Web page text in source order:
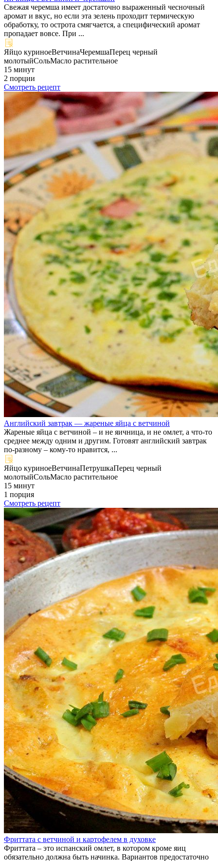
Свежая черемша имеет достаточно выраженный чесночный
аромат и вкус, но если эта зелень проходит термическую
обработку, то острота смягчается, а специфический аромат
пропадает вовсе. При ...
Яйцо куриноеВетчинаЧеремшаПерец черный
молотыйСольМасло растительное
15 минут
2 порции
Смотреть рецепт
Английский завтрак — жареные яйца с ветчиной
Жареные яйца с ветчиной – и не яичница, и не омлет, а что-то
среднее между одним и другим. Готовят английский завтрак
по-разному – кому-то нравится, ...
Яйцо куриноеВетчинаПетрушкаПерец черный
молотыйСольМасло растительное
15 минут
1 порция
Смотреть рецепт
Фриттата с ветчиной и картофелем в духовке
Фриттата – это испанский омлет, в котором кроме яиц
обязательно должна быть начинка. Вариантов предостаточно